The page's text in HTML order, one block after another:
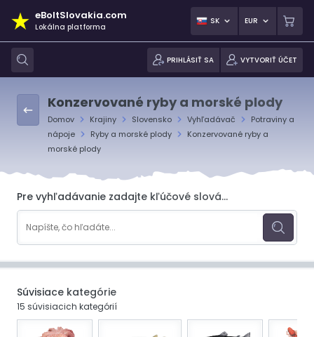
eBoltSlovakia.com
Lokálna platforma
SK EUR
PRIHLÁSIŤ SA VYTVORIŤ ÚČET
Konzervované ryby a morské plody
Domov Krajiny Slovensko Vyhľadávač
Potraviny a
nápoje
Ryby a morské plody
Konzervované ryby a
morské plody
Pre vyhľadávanie zadajte kľúčové slová...
Súvisiace kategórie
15 súvisiacich kategórií